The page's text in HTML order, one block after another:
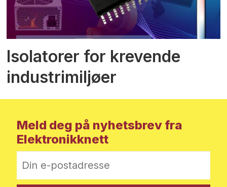
Isolatorer for krevende
industrimiljøer
Meld deg på nyhetsbrev fra
Elektronikknett